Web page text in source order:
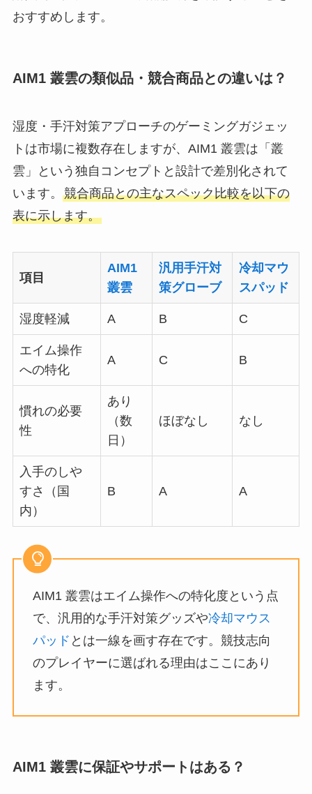
おすすめします。
AIM1 叢雲の類似品・競合商品との違いは？
湿度・手汗対策アプローチのゲーミングガジェッ
トは市場に複数存在しますが、AIM1 叢雲は「叢
雲」という独自コンセプトと設計で差別化されて
います。 競合商品との主なスペック比較を以下の
表に示します。
項目
AIM1
叢雲
汎用手汗対
策グローブ
冷却マウ
スパッド
湿度軽減 A B C
エイム操作
への特化
A C B
慣れの必要
性
あり
（数
日）
ほぼなし なし
入手のしや
すさ（国
内）
B A A
AIM1 叢雲はエイム操作への特化度という点
で、汎用的な手汗対策グッズや冷却マウス
パッド とは一線を画す存在です。競技志向
のプレイヤーに選ばれる理由はここにあり
ます。
AIM1 叢雲に保証やサポートはある？